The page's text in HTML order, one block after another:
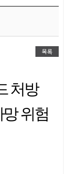
목록
처방
망 위험